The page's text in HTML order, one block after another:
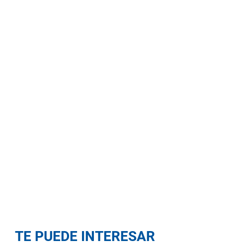
TE PUEDE INTERESAR